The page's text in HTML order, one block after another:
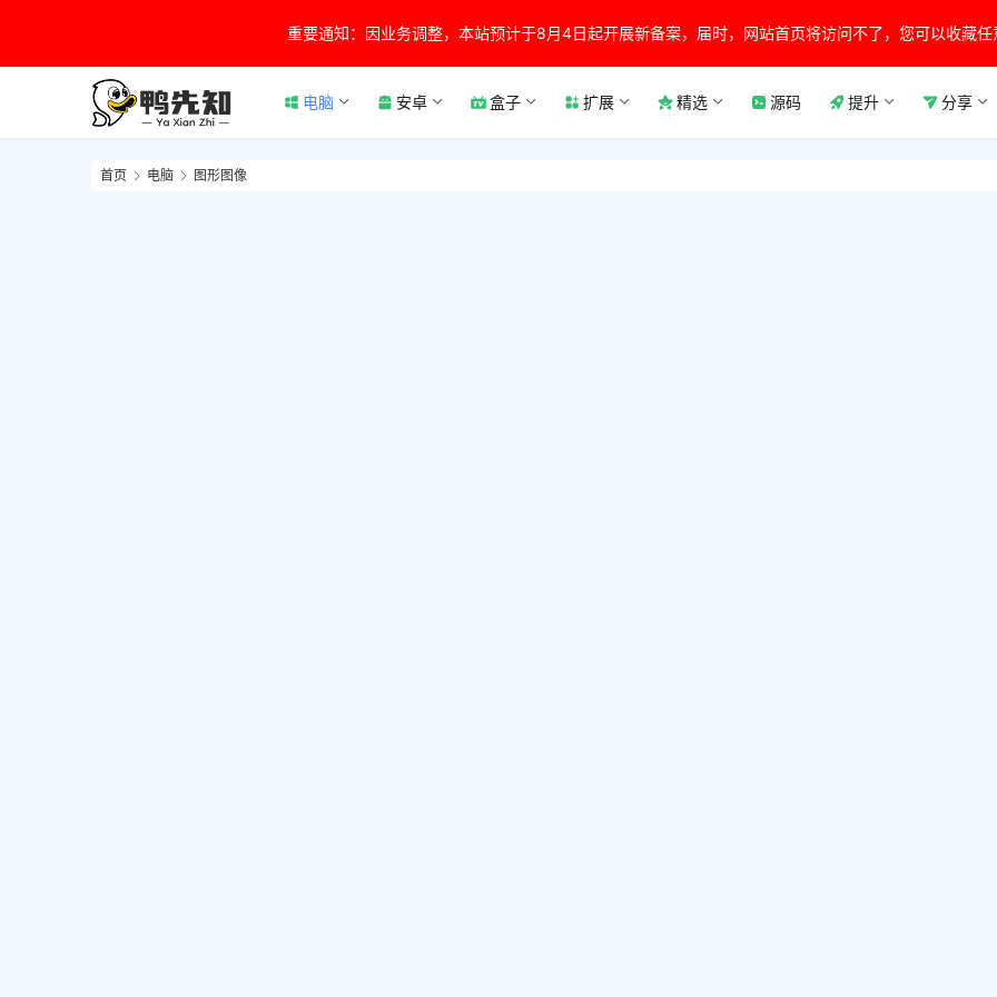
重要通知：因业务调整，本站预计于8月4日起开展新备案，届时，网站首页将访问不了，您可以收藏任
电脑 安卓 盒子 扩展 精选 源码 提升 分享
首页 电脑 图形图像